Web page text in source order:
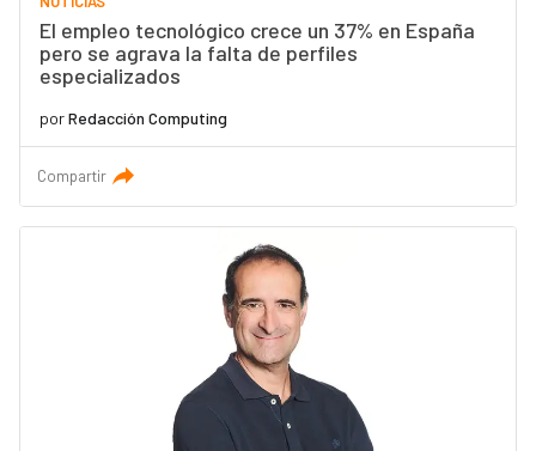
El empleo tecnológico crece un 37% en España
pero se agrava la falta de perfiles
especializados
porRedacción Computing
Compartir